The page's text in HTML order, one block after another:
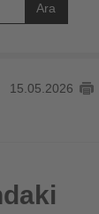
Ara
15.05.2026